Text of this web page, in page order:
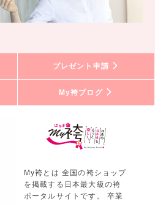
プレゼント申請
My袴ブログ
My袴とは 全国の袴ショップ
を掲載する日本最大級の袴
ポータルサイトです。 卒業